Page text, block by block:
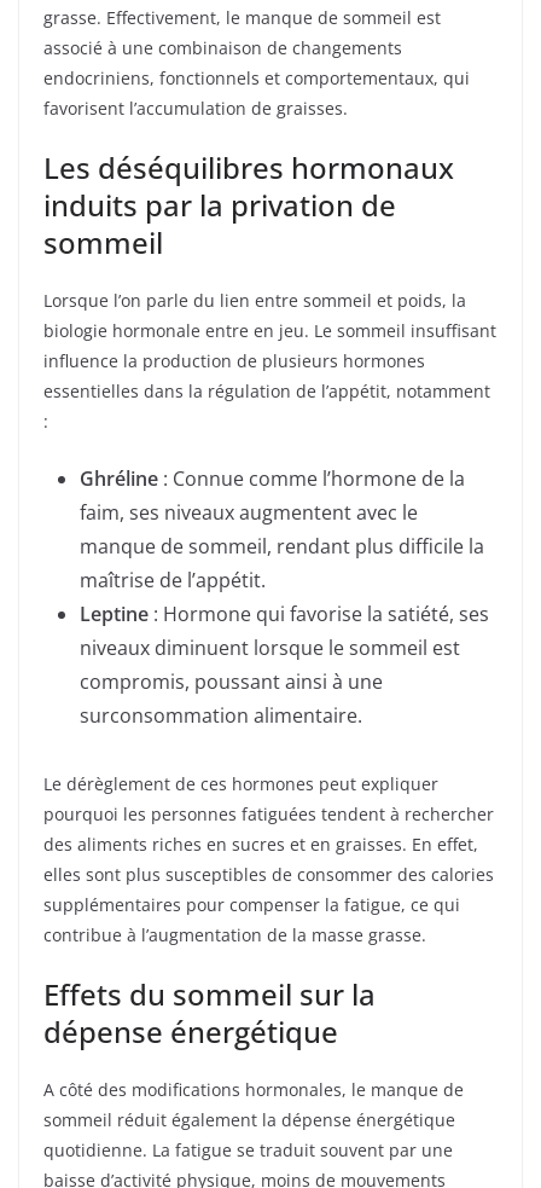
grasse. Effectivement, le manque de sommeil est
associé à une combinaison de changements
endocriniens, fonctionnels et comportementaux, qui
favorisent l’accumulation de graisses.
Les déséquilibres hormonaux
induits par la privation de
sommeil
Lorsque l’on parle du lien entre sommeil et poids, la
biologie hormonale entre en jeu. Le sommeil insuffisant
influence la production de plusieurs hormones
essentielles dans la régulation de l’appétit, notamment
:
Ghréline : Connue comme l’hormone de la
faim, ses niveaux augmentent avec le
manque de sommeil, rendant plus difficile la
maîtrise de l’appétit.
Leptine : Hormone qui favorise la satiété, ses
niveaux diminuent lorsque le sommeil est
compromis, poussant ainsi à une
surconsommation alimentaire.
Le dérèglement de ces hormones peut expliquer
pourquoi les personnes fatiguées tendent à rechercher
des aliments riches en sucres et en graisses. En effet,
elles sont plus susceptibles de consommer des calories
supplémentaires pour compenser la fatigue, ce qui
contribue à l’augmentation de la masse grasse.
Effets du sommeil sur la
dépense énergétique
A côté des modifications hormonales, le manque de
sommeil réduit également la dépense énergétique
quotidienne. La fatigue se traduit souvent par une
baisse d’activité physique, moins de mouvements